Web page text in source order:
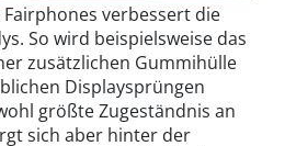
Fairphones verbessert die
So wird beispielsweise das
zusätzlichen Gummihülle
Displaysprüngen
größte Zugeständnis an
sich aber hinter der